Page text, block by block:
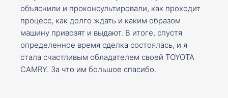
объяснили и проконсультировали, как проходит
процесс, как долго ждать и каким образом
машину привозят и выдают. В итоге, спустя
определенное время сделка состоялась, и я
стала счастливым обладателем своей TOYOTA
CAMRY. За что им большое спасибо.